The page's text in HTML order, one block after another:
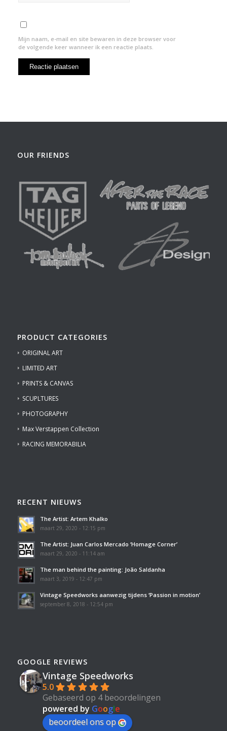
Mijn naam, e-mail en site bewaren in deze browser voor
de volgende keer wanneer ik een reactie plaats.
OUR FRIENDS
PRODUCT CATEGORIES
ORIGINAL ART
LIMITED ART
PRINTS & CANVAS
SCUPLTURES
PHOTOGRAPHY
Max Verstappen Collection
RACING MEMORABILIA
RECENT NIEUWS
The Artist: Artem Khalko
maart 29, 2020 - 12:15 pm
The Artist: Juan Carlos Mercado ‘Homage Corner’
maart 29, 2020 - 11:14 am
The man behind the painting: João Saldanha
maart 3, 2019 - 12:47 pm
Vintage Speedworks aanwezig tijdens ‘Passion in motion’
september 8, 2018 - 12:54 pm
GOOGLE REVIEWS
Vintage Speedworks
5.0
Gebaseerd op 4 beoordelingen
powered by Google
beoordeel ons op